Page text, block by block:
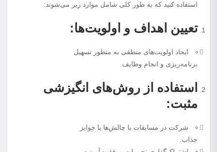
استفاده کنید که به طور کلی شامل موارد زیر می‌شوند:
تعیین اهداف و اولویت‌ها:
ایجاد اولویت‌های منطقی به منظور تسهیل
برنامه‌ریزی و انجام وظایف.
استفاده از روش‌های انگیزشی
مثبت:
شرکت در مسابقات یا چالش‌ها با جوایز
جذاب.